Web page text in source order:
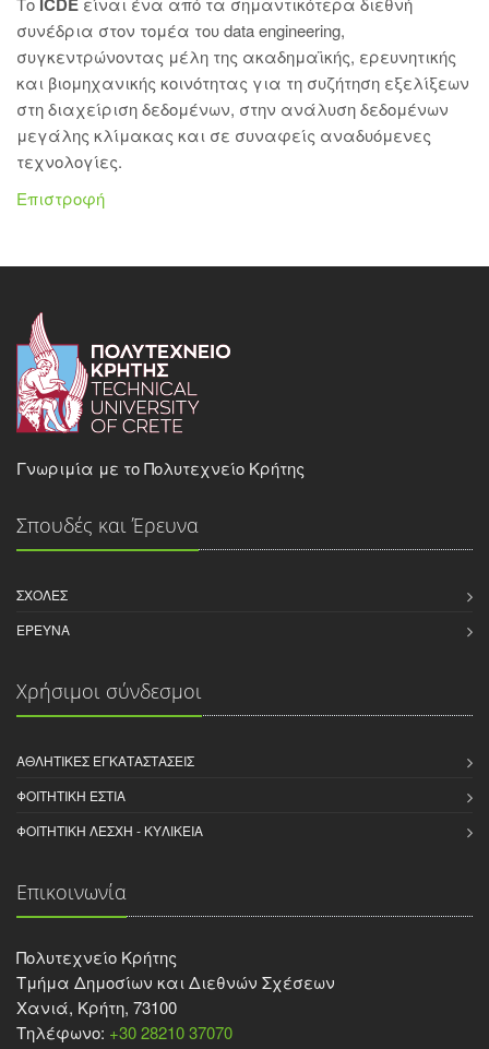
συνέδρια στον τομέα του data engineering,
συγκεντρώνοντας μέλη της ακαδημαϊκής, ερευνητικής
και βιομηχανικής κοινότητας για τη συζήτηση εξελίξεων
στη διαχείριση δεδομένων, στην ανάλυση δεδομένων
μεγάλης κλίμακας και σε συναφείς αναδυόμενες
τεχνολογίες.
Επιστροφή
Γνωριμία με το Πολυτεχνείο Κρήτης
Σπουδές και Έρευνα
ΣΧΟΛΈΣ
ΈΡΕΥΝΑ
Χρήσιμοι σύνδεσμοι
ΑΘΛΗΤΙΚΈΣ ΕΓΚΑΤΑΣΤΆΣΕΙΣ
ΦΟΙΤΗΤΙΚΉ ΕΣΤΊΑ
ΦΟΙΤΗΤΙΚΉ ΛΈΣΧΗ - ΚΥΛΙΚΕΊΑ
Επικοινωνία
Πολυτεχνείο Κρήτης
Τμήμα Δημοσίων και Διεθνών Σχέσεων
Χανιά, Κρήτη, 73100
Τηλέφωνο: +30 28210 37070